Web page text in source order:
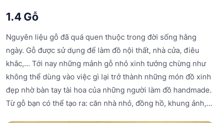
1.4 Gỗ
Nguyên liệu gỗ đã quá quen thuộc trong đời sống hằng
ngày. Gỗ được sử dụng để làm đồ nội thất, nhà cửa, điêu
khắc,… Tới nay những mảnh gỗ nhỏ xinh tưởng chừng như
không thể dùng vào việc gì lại trở thành những món đồ xinh
đẹp nhờ bàn tay tài hoa của những người làm đồ handmade.
Từ gỗ bạn có thể tạo ra: căn nhà nhỏ, đồng hồ, khung ảnh,…